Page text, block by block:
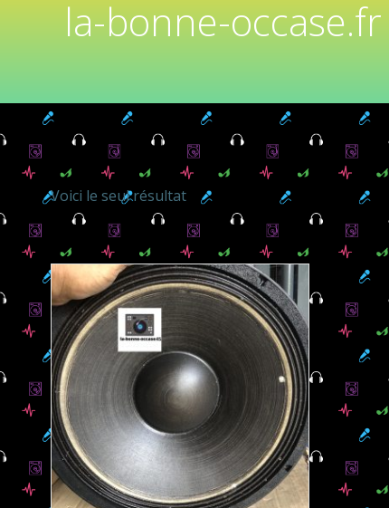
la-bonne-
Voici le seul résultat